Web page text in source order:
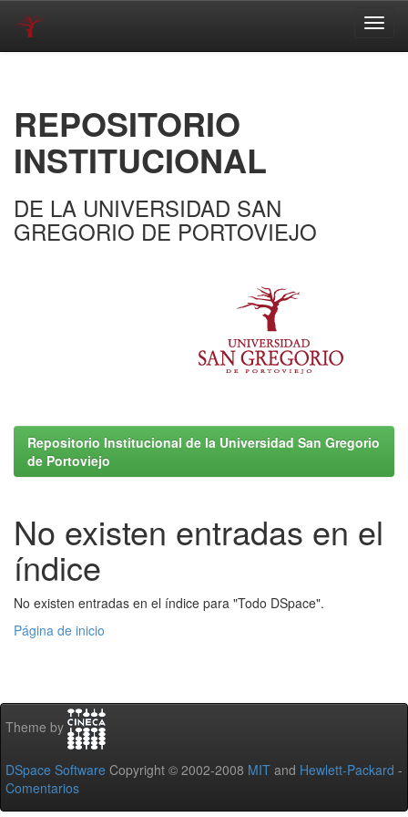
REPOSITORIO
INSTITUCIONAL
DE LA UNIVERSIDAD SAN
GREGORIO DE PORTOVIEJO
Repositorio Institucional de la Universidad San Gregorio
de Portoviejo
No existen entradas en el
índice
No existen entradas en el índice para "Todo DSpace".
Página de inicio
Theme by
DSpace Software Copyright © 2002-2008 MIT and Hewlett-Packard -
Comentarios